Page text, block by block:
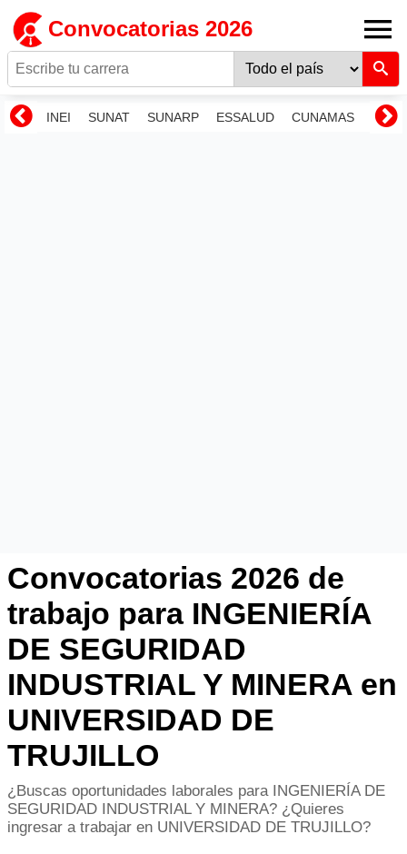
Convocatorias 2026
INEI SUNAT SUNARP ESSALUD CUNAMAS
Convocatorias 2026 de
trabajo para INGENIERÍA
DE SEGURIDAD
INDUSTRIAL Y MINERA en
UNIVERSIDAD DE
TRUJILLO
¿Buscas oportunidades laborales para INGENIERÍA DE
SEGURIDAD INDUSTRIAL Y MINERA? ¿Quieres
ingresar a trabajar en UNIVERSIDAD DE TRUJILLO?